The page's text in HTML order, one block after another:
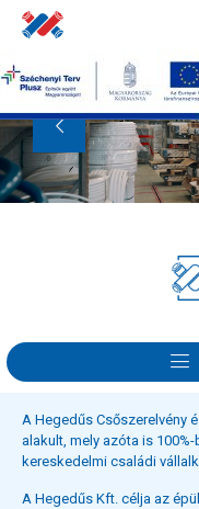
A Hegedűs Csőszerelvény
alakult, mely azóta is
kereskedelmi családi
A Hegedűs Kft. célja az